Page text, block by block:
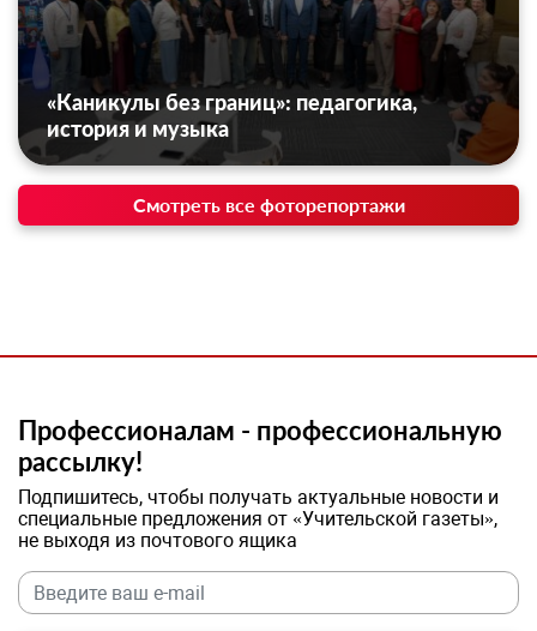
«Каникулы без границ»: педагогика,
история и музыка
Смотреть все фоторепортажи
Профессионалам - профессиональную
рассылку!
Подпишитесь, чтобы получать актуальные новости и
специальные предложения от «Учительской газеты»,
не выходя из почтового ящика